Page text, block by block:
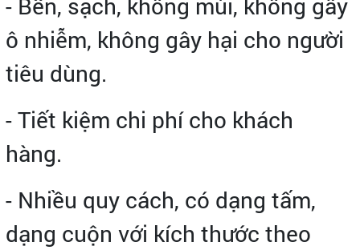
- Bền, sạch, không mùi, không gây
ô nhiễm, không gây hại cho người
tiêu dùng.
- Tiết kiệm chi phí cho khách
hàng.
- Nhiều quy cách, có dạng tấm,
dạng cuộn với kích thước theo